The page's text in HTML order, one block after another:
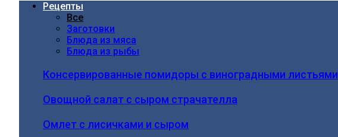
Рецепты
Все
Заготовки
Блюда из мяса
Блюда из рыбы
Консервированные помидоры с виноградными листьями
Овощной салат с сыром страчателла
Омлет с лисичками и сыром